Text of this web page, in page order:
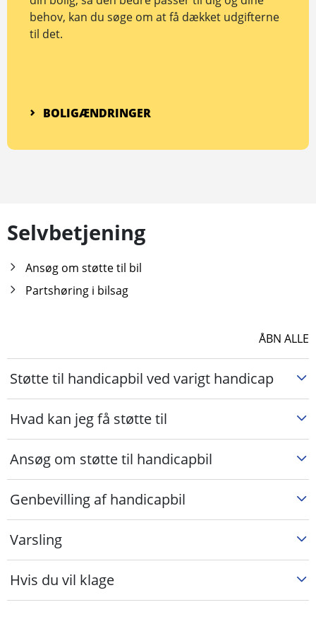
behov, kan du søge om at få dækket udgifterne
til det.
BOLIGÆNDRINGER
Selvbetjening
Ansøg om støtte til bil
Partshøring i bilsag
ÅBN ALLE
Støtte til handicapbil ved varigt handicap
Hvad kan jeg få støtte til
Ansøg om støtte til handicapbil
Genbevilling af handicapbil
Varsling
Hvis du vil klage